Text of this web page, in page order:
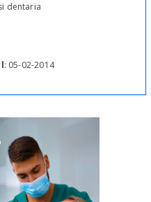
dentaria
: 05-02-2014